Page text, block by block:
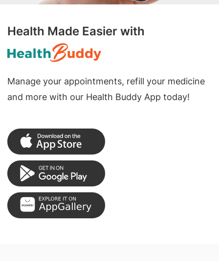
Health Made Easier with
Manage your appointments, refill your medicine
and more with our Health Buddy App today!